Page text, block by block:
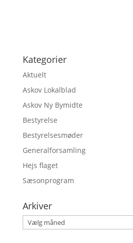
Kategorier
Aktuelt
Askov Lokalblad
Askov Ny Bymidte
Bestyrelse
Bestyrelsesmøder
Generalforsamling
Hejs flaget
Sæsonprogram
Arkiver
Arkiver